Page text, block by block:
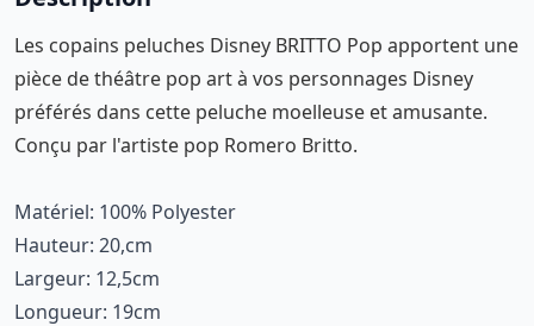
Les copains peluches Disney BRITTO Pop apportent une
pièce de théâtre pop art à vos personnages Disney
préférés dans cette peluche moelleuse et amusante.
Conçu par l'artiste pop Romero Britto.
Matériel: 100% Polyester
Hauteur: 20,cm
Largeur: 12,5cm
Longueur: 19cm